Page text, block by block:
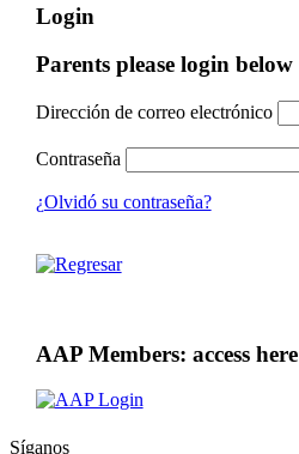
Login
Parents please login below
Dirección de correo electrónico
Contraseña
¿Olvidó su contraseña?
AAP Members: access here
Síganos